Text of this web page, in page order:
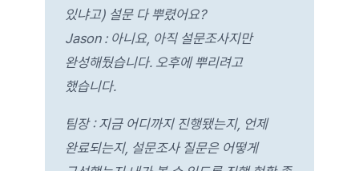
있냐고) 설문 다 뿌렸어요?
Jason : 아니요, 아직 설문조사지만
완성해뒀습니다. 오후에 뿌리려고
했습니다.
팀장 : 지금 어디까지 진행됐는지, 언제
완료되는지, 설문조사 질문은 어떻게